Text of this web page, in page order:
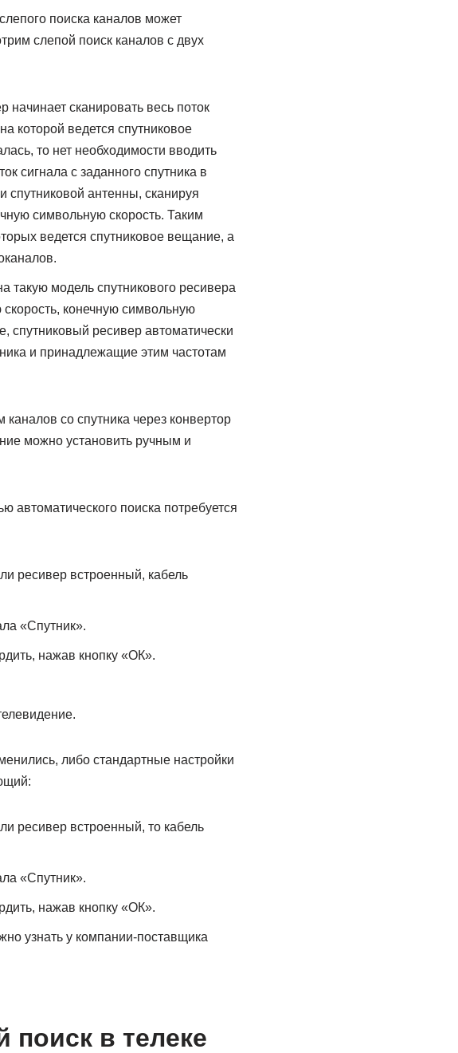
поиска каналов может
слепой поиск каналов с двух
сканировать весь поток
которой ведется спутниковое
то нет необходимости вводить
сигнала с заданного спутника в
спутниковой антенны, сканируя
символьную скорость. Таким
ведется спутниковое вещание, а
такую модель спутникового ресивера
конечную символьную
спутниковый ресивер автоматически
и принадлежащие этим частотам
со спутника через конвертор
можно установить ручным и
автоматического поиска потребуется
ресивер встроенный, кабель
«Спутник».
нажав кнопку «ОК».
либо стандартные настройки
ресивер встроенный, то кабель
«Спутник».
нажав кнопку «ОК».
узнать у компании-поставщика
поиск в телеке